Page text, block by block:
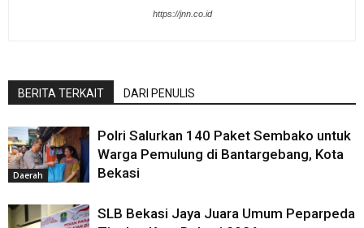
https://jnn.co.id
BERITA TERKAIT DARI PENULIS
Daerah
Polri Salurkan 140 Paket Sembako untuk
Warga Pemulung di Bantargebang, Kota
Bekasi
SLB Bekasi Jaya Juara Umum Peparpeda